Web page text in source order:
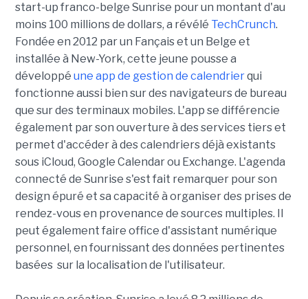
start-up franco-belge Sunrise pour un montant d'au
moins 100 millions de dollars, a révélé TechCrunch.
Fondée en 2012 par un Fançais et un Belge et
installée à New-York, cette jeune pousse a
développé une app de gestion de calendrierqui
fonctionne aussi bien sur des navigateurs de bureau
que sur des terminaux mobiles. L'app se différencie
également par son ouverture à des services tiers et
permet d'accéder à des calendriers déjà existants
sous iCloud, Google Calendar ou Exchange. L'agenda
connecté de Sunrise s'est fait remarquer pour son
design épuré et sa capacité à organiser des prises de
rendez-vous en provenance de sources multiples. Il
peut également faire office d'assistant numérique
personnel, en fournissant des données pertinentes
basées sur la localisation de l'utilisateur.